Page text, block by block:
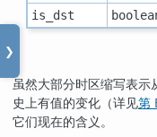
❯
is_dst
虽然大部分时区缩写表示
史上有值的变化（详见第
它们现在的含义。